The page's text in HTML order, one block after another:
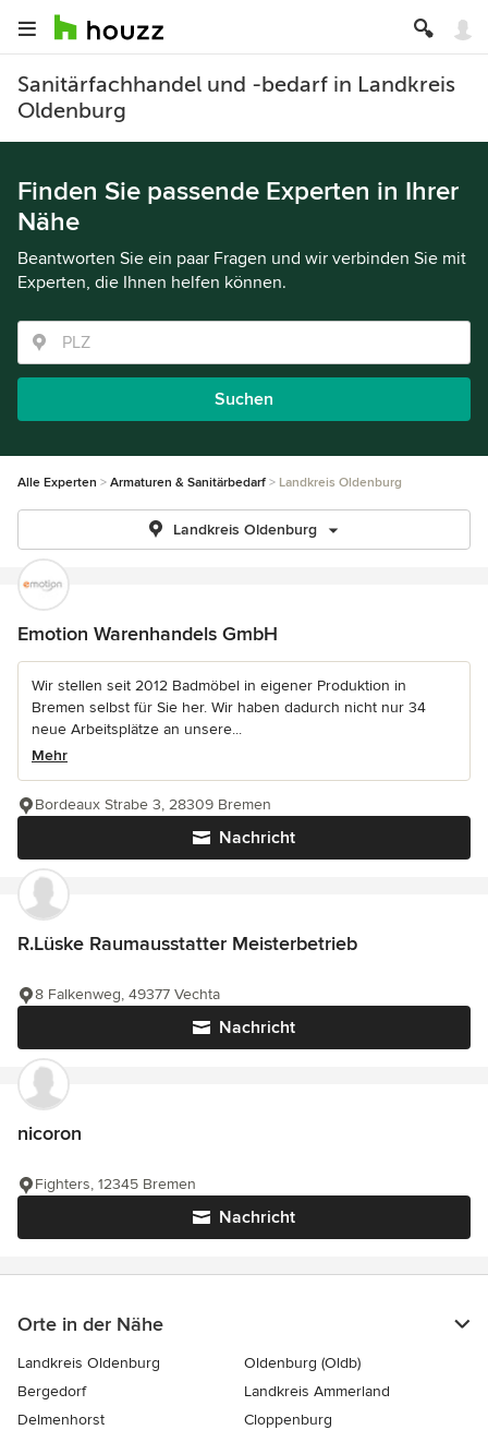
Sanitärfachhandel und -bedarf in Landkreis
Oldenburg
Finden Sie passende Experten in Ihrer
Nähe
Beantworten Sie ein paar Fragen und wir verbinden Sie mit
Experten, die Ihnen helfen können.
Suchen
Alle Experten Armaturen & Sanitärbedarf Landkreis Oldenburg
Landkreis Oldenburg
Emotion Warenhandels GmbH
Wir stellen seit 2012 Badmöbel in eigener Produktion in
Bremen selbst für Sie her. Wir haben dadurch nicht nur 34
neue Arbeitsplätze an unsere...
Mehr
Nachricht
Bordeaux Strabe 3, 28309 Bremen
R.Lüske Raumausstatter Meisterbetrieb
Nachricht
8 Falkenweg, 49377 Vechta
nicoron
Nachricht
Fighters, 12345 Bremen
Orte in der Nähe
Landkreis Oldenburg
Oldenburg (Oldb)
Bergedorf
Landkreis Ammerland
Delmenhorst
Cloppenburg